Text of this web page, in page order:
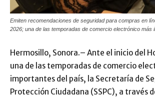
Emiten recomendaciones de seguridad para compras en
2026; una de las temporadas de comercio electrónico más
Hermosillo, Sonora.– Ante el inicio del
una de las temporadas de comercio
importantes del país, la Secretaría de
Protección Ciudadana (SSPC), a través